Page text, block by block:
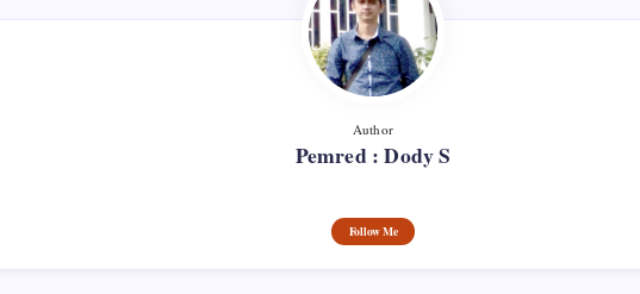
Author
Pemred : Dody S
Follow Me